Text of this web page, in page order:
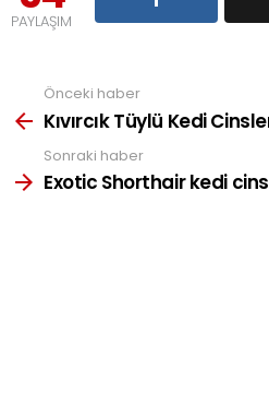
PAYLAŞIM
more
Önceki haber
Kıvırcık Tüylü Kedi
Sonraki haber
Exotic Shorthair kedi